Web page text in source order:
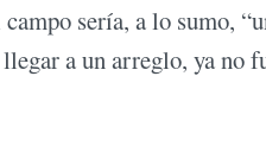
sería, a lo sumo,
a un arreglo, ya no